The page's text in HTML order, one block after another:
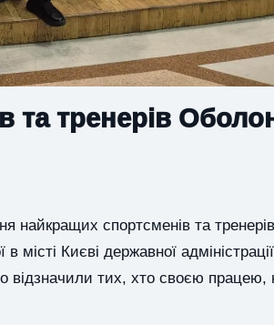
тренерів
найкращих спортсменів та
місті Києві державної
відзначили тих, хто своєю працею,